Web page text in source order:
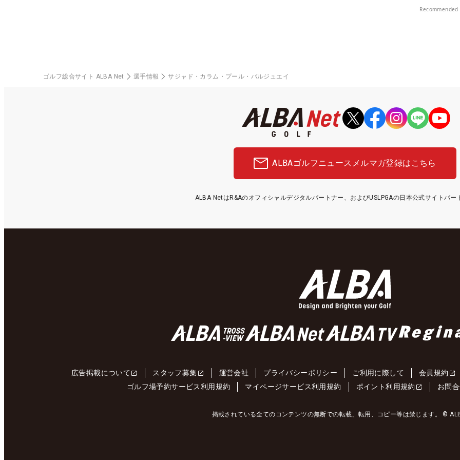
Recommended
ゴルフ総合サイト ALBA Net 選手情報 サジャド・カラム・プール・バルジュエイ
ALBAゴルフニュース メルマガ登録はこちら
ALBA NetはR&Aのオフィシャルデジタルパートナー、およびUSLPGAの日本公式サイトパー
広告掲載について スタッフ募集 運営会社 プライバシーポリシー ご利用に際して 会員規約
ゴルフ場予約サービス利用規約
マイページサービス利用規約 ポイント利用規約 お問
掲載されている全てのコンテンツの無断での転載、転用、コピー等は禁じます。 ©